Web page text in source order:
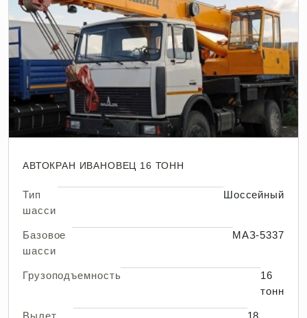
АВТОКРАН ИВАНОВЕЦ 16 ТОНН
Тип
шасси
Шоссейный
Базовое
шасси
МАЗ-5337
Грузоподъемность
16
тонн
Вылет
18